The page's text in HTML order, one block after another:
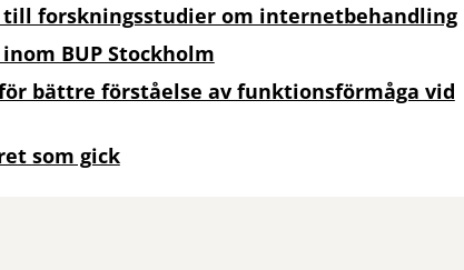
till forskningsstudier om internetbehandling
BUP Stockholm
bättre förståelse av funktionsförmåga vid
som gick